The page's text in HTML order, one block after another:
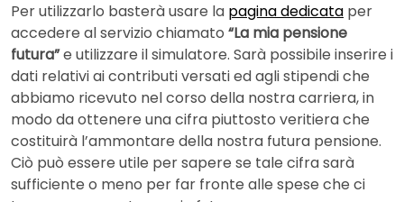
Per utilizzarlo basterà usare la pagina dedicata per
accedere al servizio chiamato “La mia pensione
futura”e utilizzare il simulatore. Sarà possibile inserire i
dati relativi ai contributi versati ed agli stipendi che
abbiamo ricevuto nel corso della nostra carriera, in
modo da ottenere una cifra piuttosto veritiera che
costituirà l’ammontare della nostra futura pensione.
Ciò può essere utile per sapere se tale cifra sarà
sufficiente o meno per far fronte alle spese che ci